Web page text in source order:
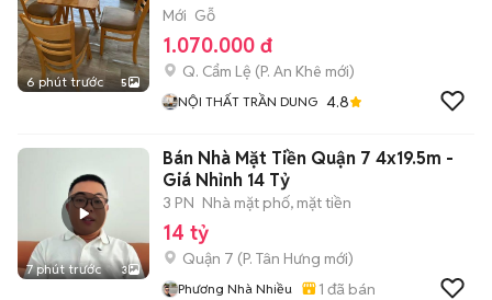
6 phút trước 5
Mới Gỗ
1.070.000 đ
Q. Cẩm Lệ (P. An Khê mới)
NỘI THẤT TRẦN DUNG 4.8
7 phút trước 3
Bán Nhà Mặt Tiền Quận 7 4x19.5m -
Giá Nhỉnh 14 Tỷ
3 PN Nhà mặt phố, mặt tiền
14 tỷ
Quận 7 (P. Tân Hưng mới)
Phương Nhà Nhiều 1 đã bán